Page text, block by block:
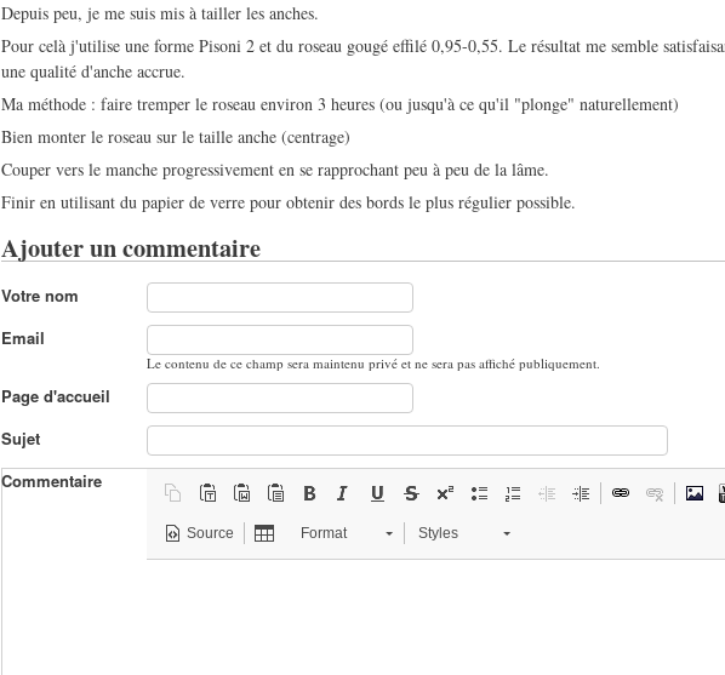
Depuis peu, je me suis mis à tailler les anches.
Pour celà j'utilise une forme Pisoni 2 et du roseau gougé effilé 0,95-0,55. Le résultat me semble
une qualité d'anche accrue.
Ma méthode : faire tremper le roseau environ 3 heures (ou jusqu'à ce qu'il "plonge" naturellement)
Bien monter le roseau sur le taille anche (centrage)
Couper vers le manche progressivement en se rapprochant peu à peu de la lâme.
Finir en utilisant du papier de verre pour obtenir des bords le plus régulier possible.
Ajouter un commentaire
Votre nom
Email
Le contenu de ce champ sera maintenu privé et ne sera pas affiché publiquement.
Page d'accueil
Sujet
Commentaire
Source Format Styles